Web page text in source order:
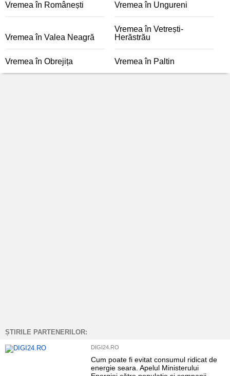
Vremea în Românești Vremea în Ungureni
Vremea în Valea Neagră
Vremea în Vetrești-
Herăstrău
Vremea în Obrejița Vremea în Paltin
ȘTIRILE PARTENERILOR:
DIGI24.RO
Cum poate fi evitat consumul ridicat de
energie seara. Apelul Ministerului